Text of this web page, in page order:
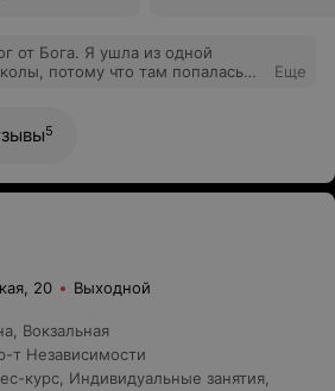
от Бога. Я ушла из одной
потому что там попалась
Еще и арт классы с
скоро у них будут, можно с
в среду, а можно только
полезно, а будет еще и
Еще
5
20 Выходной
, Вокзальная
т Независимости
курс, Индивидуальные занятия,